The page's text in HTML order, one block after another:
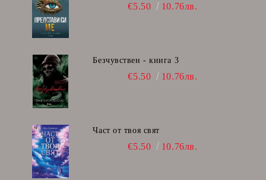
€5.50 10.76лв.
Безчувствен - книга 3
€5.50 10.76лв.
Част от твоя свят
€5.50 10.76лв.